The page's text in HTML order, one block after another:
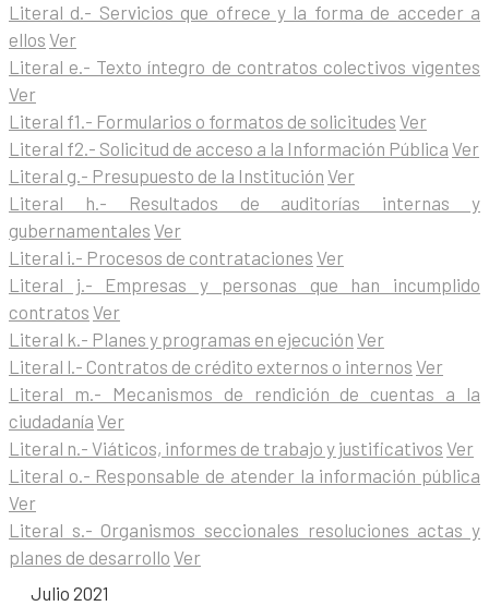
Literal d.- Servicios que ofrece y la forma de acceder a
ellos Ver
Literal e.- Texto íntegro de contratos colectivos vigentes
Ver
Literal f1.- Formularios o formatos de solicitudes Ver
Literal f2.- Solicitud de acceso a la Información Pública Ver
Literal g.- Presupuesto de la Institución Ver
Literal h.- Resultados de auditorías internas y
gubernamentales Ver
Literal i.- Procesos de contrataciones Ver
Literal j.- Empresas y personas que han incumplido
contratos Ver
Literal k.- Planes y programas en ejecución Ver
Literal l.- Contratos de crédito externos o internos Ver
Literal m.- Mecanismos de rendición de cuentas a la
ciudadanía Ver
Literal n.- Viáticos, informes de trabajo y justificativos Ver
Literal o.- Responsable de atender la información pública
Ver
Literal s.- Organismos seccionales resoluciones actas y
planes de desarrollo Ver
Julio 2021